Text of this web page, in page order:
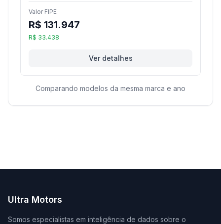
Valor FIPE
R$ 131.947
R$ 33.438
Ver detalhes
Comparando modelos da mesma marca e ano
Ultra Motors
Somos especialistas em inteligência de dados sobre o